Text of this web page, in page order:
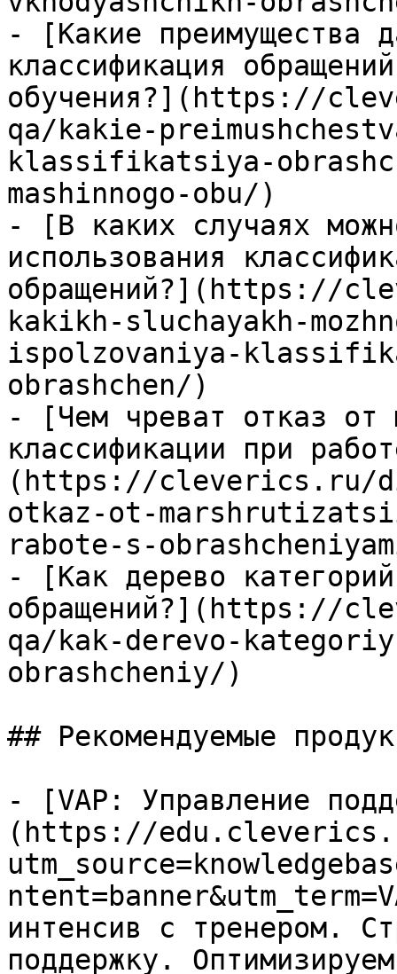
- [Какие преимущества
классификация
обучения?](https://
qa/kakie-
klassifikatsiya-
mashinnogo-obu/)
- [В каких случаях
использования
обращений?](https://
kakikh-sluchayakh-
ispolzovaniya-
obrashchen/)
- [Чем чреват отказ от
классификации при
(https://cleverics.ru/
otkaz-ot-
rabote-s-
- [Как дерево
обращений?](https://
qa/kak-derevo-
obrashcheniy/)
## Рекомендуемые
- [VAP: Управление
(https://
интенсив с тренером.
поддержку.